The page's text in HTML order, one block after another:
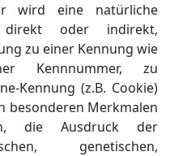
wird eine natürliche
direkt oder indirekt,
zu einer Kennung wie
Kennnummer, zu
Kennung (z.B. Cookie)
besonderen Merkmalen
die Ausdruck der
genetischen,